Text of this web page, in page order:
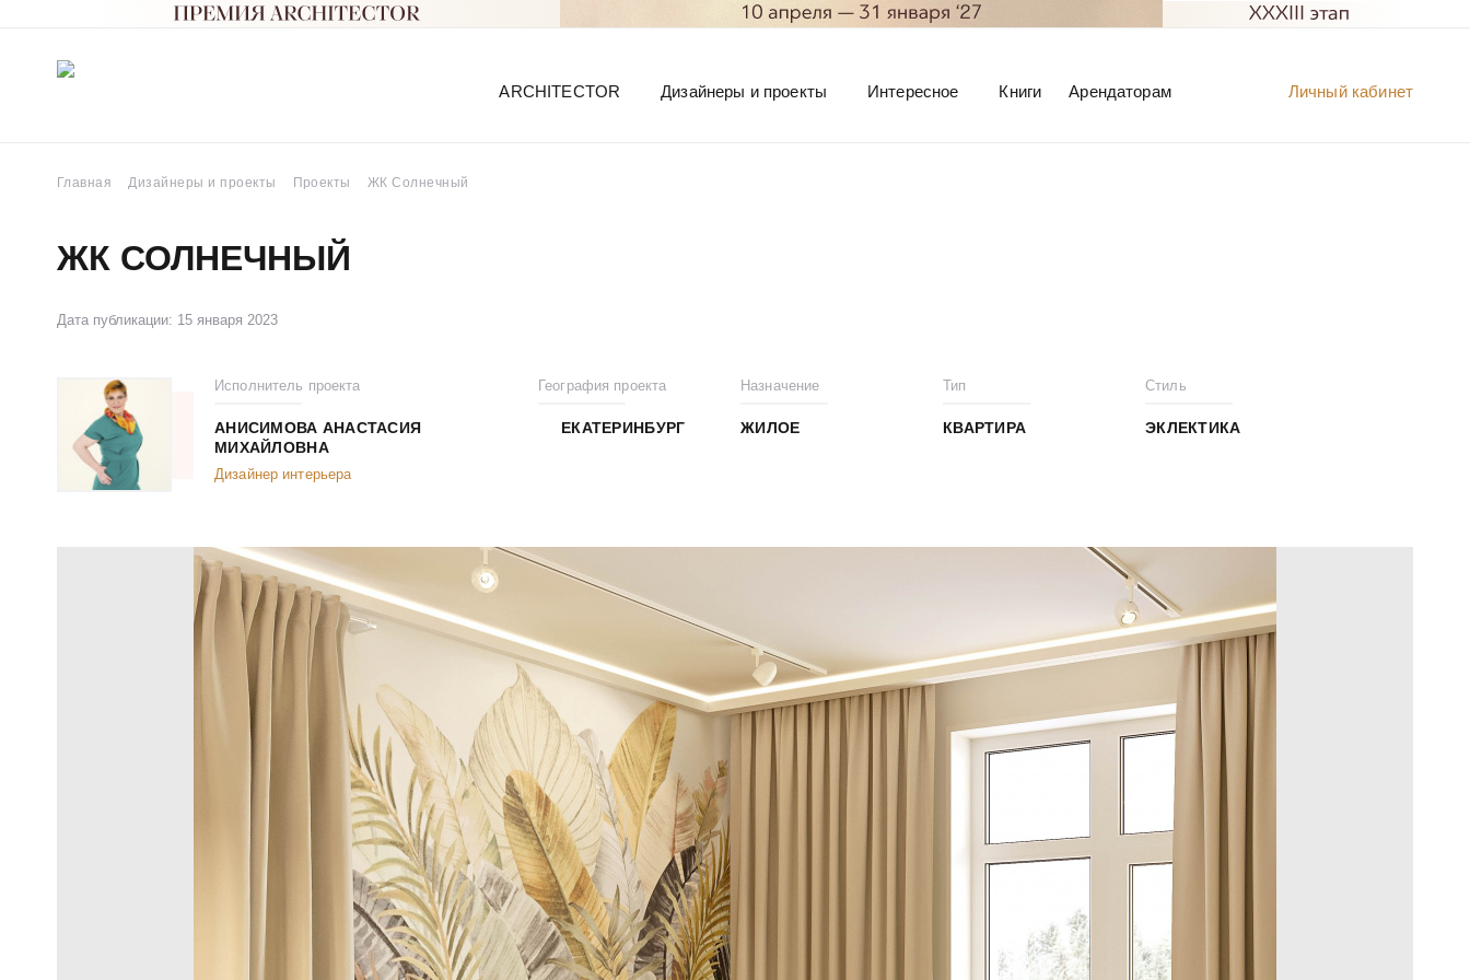
Личный кабинет
ARCHITECTOR Дизайнеры и проекты Интересное Книги Арендаторам
Главная Дизайнеры и проекты Проекты ЖК Солнечный
ЖК СОЛНЕЧНЫЙ
Дата публикации: 15 января 2023
Исполнитель проекта
АНИСИМОВА АНАСТАСИЯ
МИХАЙЛОВНА
Дизайнер интерьера
География проекта
ЕКАТЕРИНБУРГ
Назначение
ЖИЛОЕ
Тип
КВАРТИРА
Стиль
ЭКЛЕКТИКА